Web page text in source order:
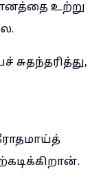
உற்று